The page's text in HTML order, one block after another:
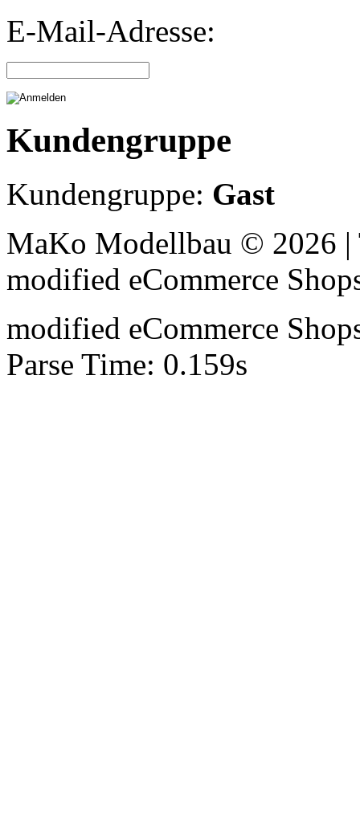
E-Mail-Adresse:
Kundengruppe
Kundengruppe: Gast
MaKo Modellbau © 2026
modified eCommerce
modified eCommerce
Parse Time: 0.159s